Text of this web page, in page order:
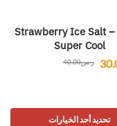
Strawberry Ice Salt –
Super Cool
ر.س40.00
تحديد أحد الخيارات